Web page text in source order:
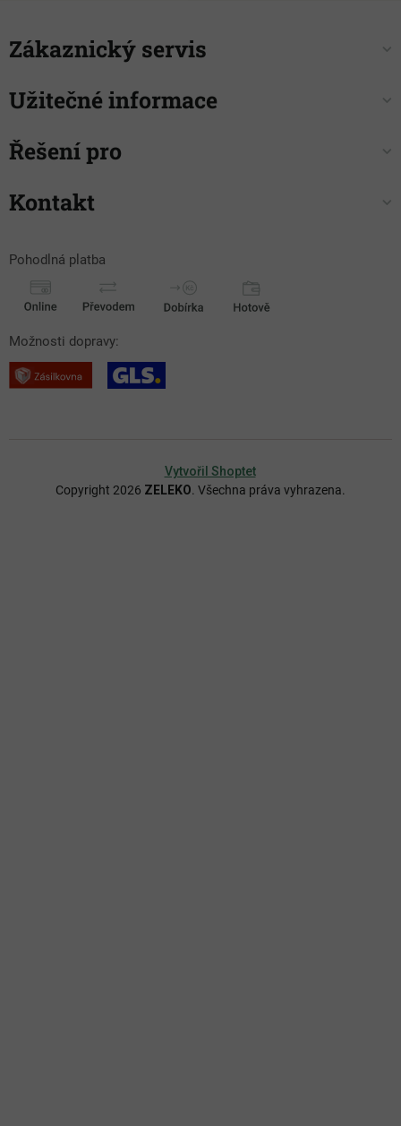
Zákaznický servis
Užitečné informace
Řešení pro
Kontakt
Pohodlná platba
Možnosti dopravy:
Vytvořil Shoptet
Copyright 2026 ZELEKO. Všechna práva vyhrazena.